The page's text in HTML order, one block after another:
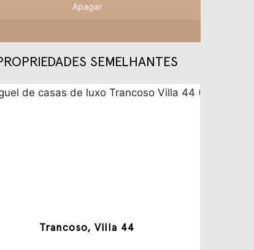
Apagar
SEMELHANTES
Trancoso, Villa 44